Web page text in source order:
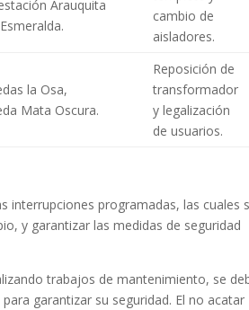
Arauquita
cambio de
aisladores.
la Osa,
Mata Oscura.
Reposición de
transformador
y legalización
de usuarios.
interrupciones programadas, las cuales
y garantizar las medidas de seguridad
trabajos de mantenimiento, se
garantizar su seguridad. El no acatar